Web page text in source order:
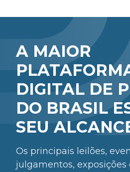
A MAIOR
DIGITAL DE
DO BRASIL
SEU
Os principais leilões,
julgamentos, exposições